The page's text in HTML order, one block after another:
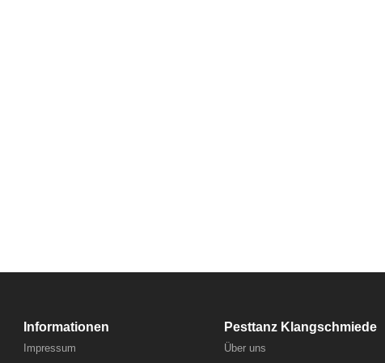
Informationen
Impressum
Pesttanz Klangschmiede
Über uns